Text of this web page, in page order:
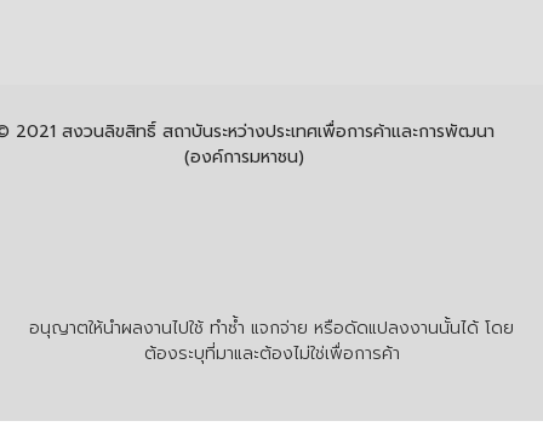
อนุญาตให้นำผลงานไปใช้ ทำซ้ำ แจกจ่าย หรือดัดแปลงงานนั้นได้ โดย
ต้องระบุที่มาและต้องไม่ใช่เพื่อการค้า
2021 สงวนลิขสิทธิ์ สถาบันระหว่างประเทศเพื่อการค้าและการพัฒนา
(องค์การมหาชน)